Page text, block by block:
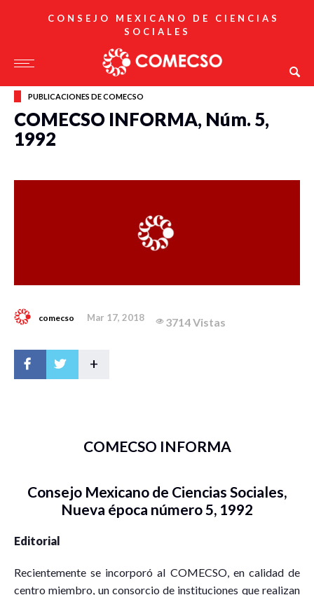
CONSEJO MEXICANO DE CIENCIAS
SOCIALES
PUBLICACIONES DE COMECSO
COMECSO INFORMA, Núm. 5,
1992
comecso Mar 17, 2018 3714 Vistas
+
COMECSO INFORMA
Consejo Mexicano de Ciencias Sociales,
Nueva época número 5, 1992
Editorial
Recientemente se incorporó al COMECSO, en calidad de
centro miembro, un consorcio de instituciones que realizan